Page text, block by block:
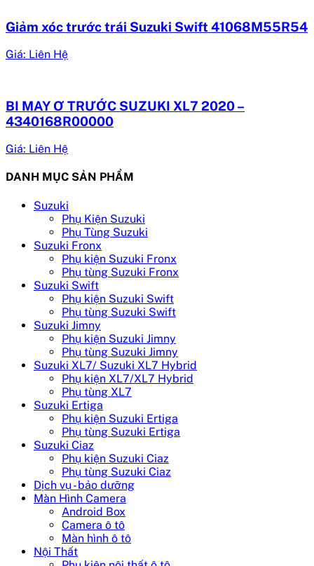
Giảm xóc trước trái Suzuki Swift 41068M55R54
Giá: Liên Hệ
BI MAY Ơ TRƯỚC SUZUKI XL7 2020 –
4340168R00000
Giá: Liên Hệ
DANH MỤC SẢN PHẨM
Suzuki
Phụ Kiện Suzuki
Phụ Tùng Suzuki
Suzuki Fronx
Phụ kiện Suzuki Fronx
Phụ tùng Suzuki Fronx
Suzuki Swift
Phụ kiện Suzuki Swift
Phụ tùng Suzuki Swift
Suzuki Jimny
Phụ kiện Suzuki Jimny
Phụ tùng Suzuki Jimny
Suzuki XL7/ Suzuki XL7 Hybrid
Phụ kiện XL7/XL7 Hybrid
Phụ tùng XL7
Suzuki Ertiga
Phụ kiện Suzuki Ertiga
Phụ tùng Suzuki Ertiga
Suzuki Ciaz
Phụ kiện Suzuki Ciaz
Phụ tùng Suzuki Ciaz
Dịch vụ - bảo dưỡng
Màn Hình Camera
Android Box
Camera ô tô
Màn hình ô tô
Nội Thất